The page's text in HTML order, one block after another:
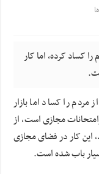
کساد کرده، اما کار
مردم را کساد اما بازار
مجازی است، از
کار در فضای مجازی
باب شده است.